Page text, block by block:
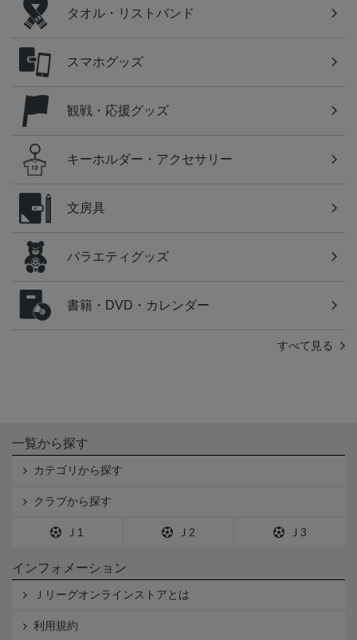
タオル・リストバンド
スマホグッズ
観戦・応援グッズ
キーホルダー・アクセサリー
文房具
バラエティグッズ
書籍・DVD・カレンダー
すべて見る
一覧から探す
カテゴリから探す
クラブから探す
Ｊ1 Ｊ2 Ｊ3
インフォメーション
Ｊリーグオンラインストアとは
利用規約